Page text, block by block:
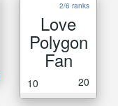
2/6 ranks
Love
Polygon
Fan
10 20